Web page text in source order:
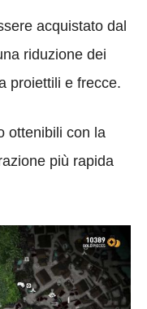
acquistato dal
riduzione dei
proiettili e frecce.
ottenibili con la
più rapida